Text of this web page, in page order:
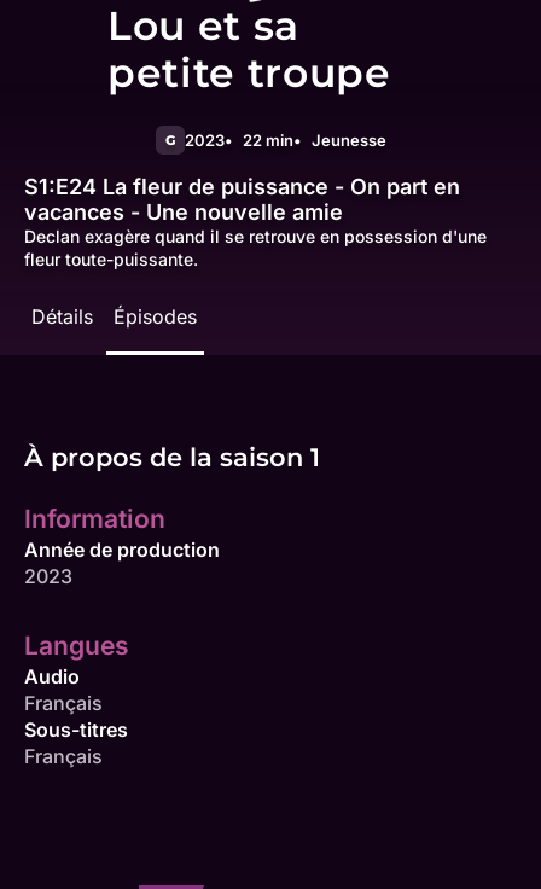
Lou et sa
petite troupe
G 2023 22 min Jeunesse
S1:E24 La fleur de puissance - On part en
vacances - Une nouvelle amie
Declan exagère quand il se retrouve en possession d'une
fleur toute-puissante.
Détails Épisodes
À propos de la saison 1
Information
Année de production
2023
Langues
Audio
Français
Sous-titres
Français